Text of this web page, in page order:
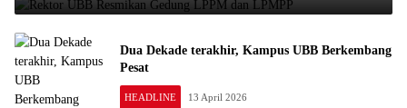
Dua Dekade terakhir, Kampus UBB Berkembang
Pesat
HEADLINE 13 April 2026